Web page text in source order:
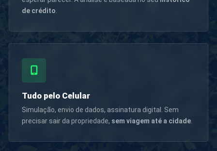
de crédito
Tudo pelo Celular
Simulação, envio de dados, assinatura digital. Sem
precisar sair da propriedade, sem viagem até a cidade